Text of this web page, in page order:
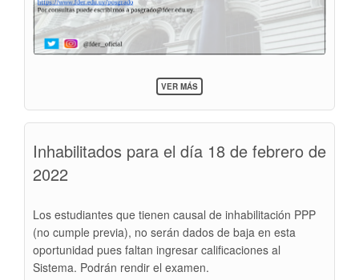
VER MÁSSOBRE
16
REUNIÓN
INFORMATIVA
LA
APERTURA
DE
INSCRIPCIONES
LA
Inhabilitados para el día 18 de febrero de
2022
Los estudiantes que tienen causal de inhabilitación PPP
(no cumple previa), no serán dados de baja en esta
oportunidad pues faltan ingresar calificaciones al
Sistema. Podrán rendir el examen.